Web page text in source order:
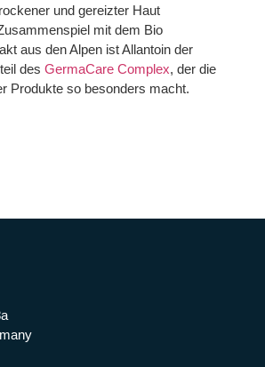
und gereizter Haut
mit dem Bio
aus den Alpen ist Allantoin der
des GermaCare Complex, der die
Produkte so besonders macht.